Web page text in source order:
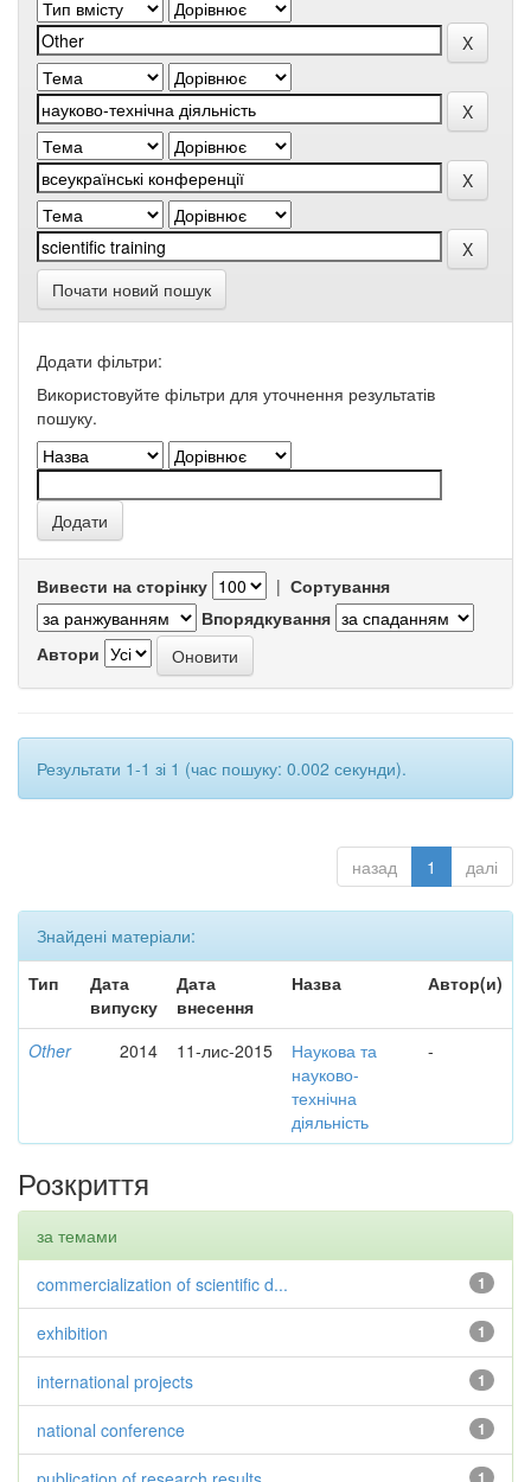
Почати новий пошук
Додати фільтри:
Використовуйте фільтри для уточнення результатів
пошуку.
Вивести на сторінку | Сортування
Впорядкування
Автори
Результати 1-1 зі 1 (час пошуку: 0.002 секунди).
назад 1 далі
Знайдені матеріали:
Тип
Дата
випуску
Дата
внесення
Назва Автор(и)
Other 2014 11-лис-2015
Наукова та
науково-
технічна
діяльність
-
Розкриття
за темами
1
commercialization of scientific d...
1
exhibition
1
international projects
1
national conference
1